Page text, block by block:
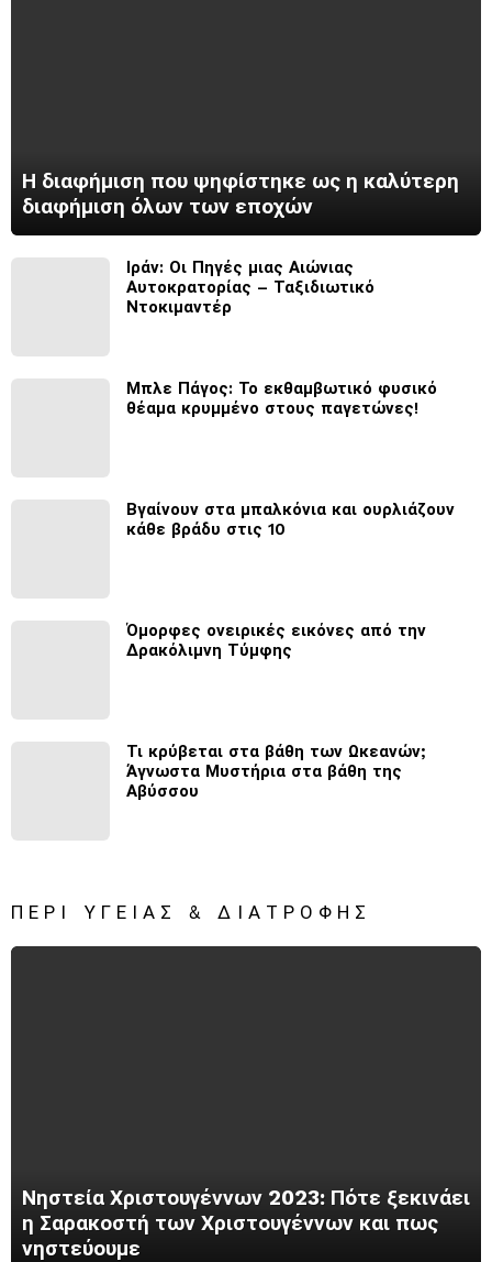
Η διαφήμιση που ψηφίστηκε ως η καλύτερη
διαφήμιση όλων των εποχών
Ιράν: Οι Πηγές μιας Αιώνιας
Αυτοκρατορίας – Ταξιδιωτικό
Ντοκιμαντέρ
Μπλε Πάγος: Το εκθαμβωτικό φυσικό
θέαμα κρυμμένο στους παγετώνες!
Βγαίνουν στα μπαλκόνια και ουρλιάζουν
κάθε βράδυ στις 10
Όμορφες ονειρικές εικόνες από την
Δρακόλιμνη Τύμφης
Τι κρύβεται στα βάθη των Ωκεανών;
Άγνωστα Μυστήρια στα βάθη της
Αβύσσου
ΠΕΡΊ ΥΓΕΊΑΣ & ΔΙΑΤΡΟΦΉΣ
Νηστεία Χριστουγέννων 2023: Πότε ξεκινάει
η Σαρακοστή των Χριστουγέννων και πως
νηστεύουμε